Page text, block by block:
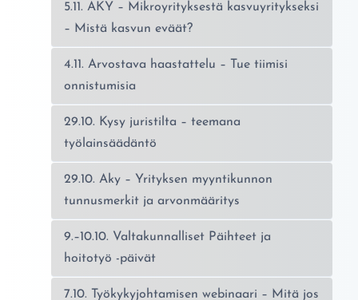
5.11. AKY – Mikroyrityksestä kasvuyritykseksi
– Mistä kasvun eväät?
4.11. Arvostava haastattelu – Tue tiimisi
onnistumisia
29.10. Kysy juristilta – teemana
työlainsäädäntö
29.10. Aky – Yrityksen myyntikunnon
tunnusmerkit ja arvonmääritys
9.–10.10. Valtakunnalliset Päihteet ja
hoitotyö -päivät
7.10. Työkykyjohtamisen webinaari – Mitä jos